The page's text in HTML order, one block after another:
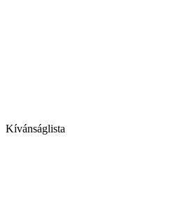
Kívánságlista